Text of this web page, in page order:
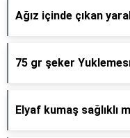
Ağız içinde çıkan
75 gr şeker
Elyaf kumaş sağlıklı